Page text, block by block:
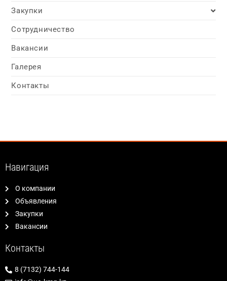
Закупки
Сотрудничество
Вакансии
Галерея
Контакты
Навигация
О компании
Объявления
Закупки
Вакансии
Контакты
8 (7132) 744-144